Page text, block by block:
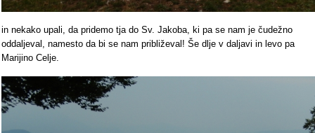
in nekako upali, da pridemo tja do Sv. Jakoba, ki pa se nam je čudežno
oddaljeval, namesto da bi se nam približeval! Še dlje v daljavi in levo pa
Marijino Celje.